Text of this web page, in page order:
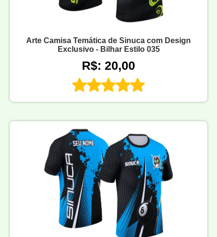
Arte Camisa Temática de Sinuca com Design
Exclusivo - Bilhar Estilo 035
R$: 20,00